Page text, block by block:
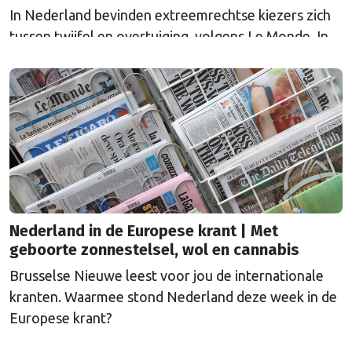
In Nederland bevinden extreemrechtse kiezers zich
tussen twijfel en overtuiging, volgens Le Monde. In
oktober sprak de Franse krant inwoners van
Spijkenisse ‘la ville de Henk et Ingrid’, die heen en
weer worden geslingerd tussen teleurstelling over
de beloften van de PVV om voor “de gewone man”
te zorgen en …Continued
Nederland in de Europese krant | Met
geboorte zonnestelsel, wol en cannabis
Brusselse Nieuwe leest voor jou de internationale
kranten. Waarmee stond Nederland deze week in de
Europese krant?